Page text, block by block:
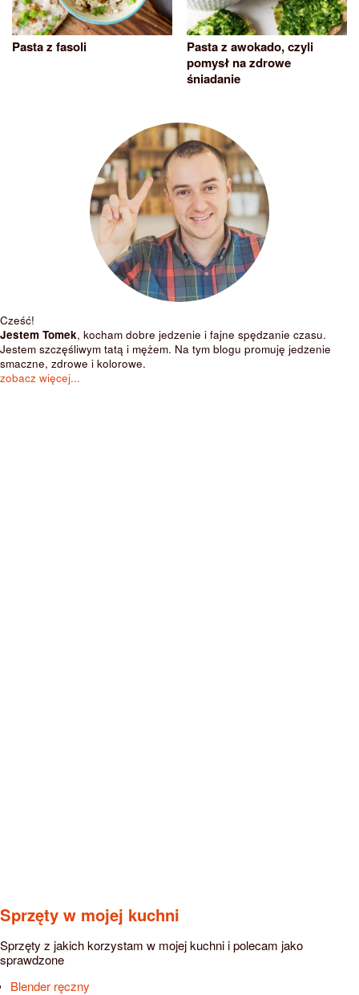
Pasta z fasoli
Pasta z awokado, czyli
pomysł na zdrowe
śniadanie
Cześć!
Jestem Tomek, kocham dobre jedzenie i fajne spędzanie czasu.
Jestem szczęśliwym tatą i mężem. Na tym blogu promuję jedzenie
smaczne, zdrowe i kolorowe.
zobacz więcej...
Sprzęty w mojej kuchni
Sprzęty z jakich korzystam w mojej kuchni i polecam jako
sprawdzone
Blender ręczny